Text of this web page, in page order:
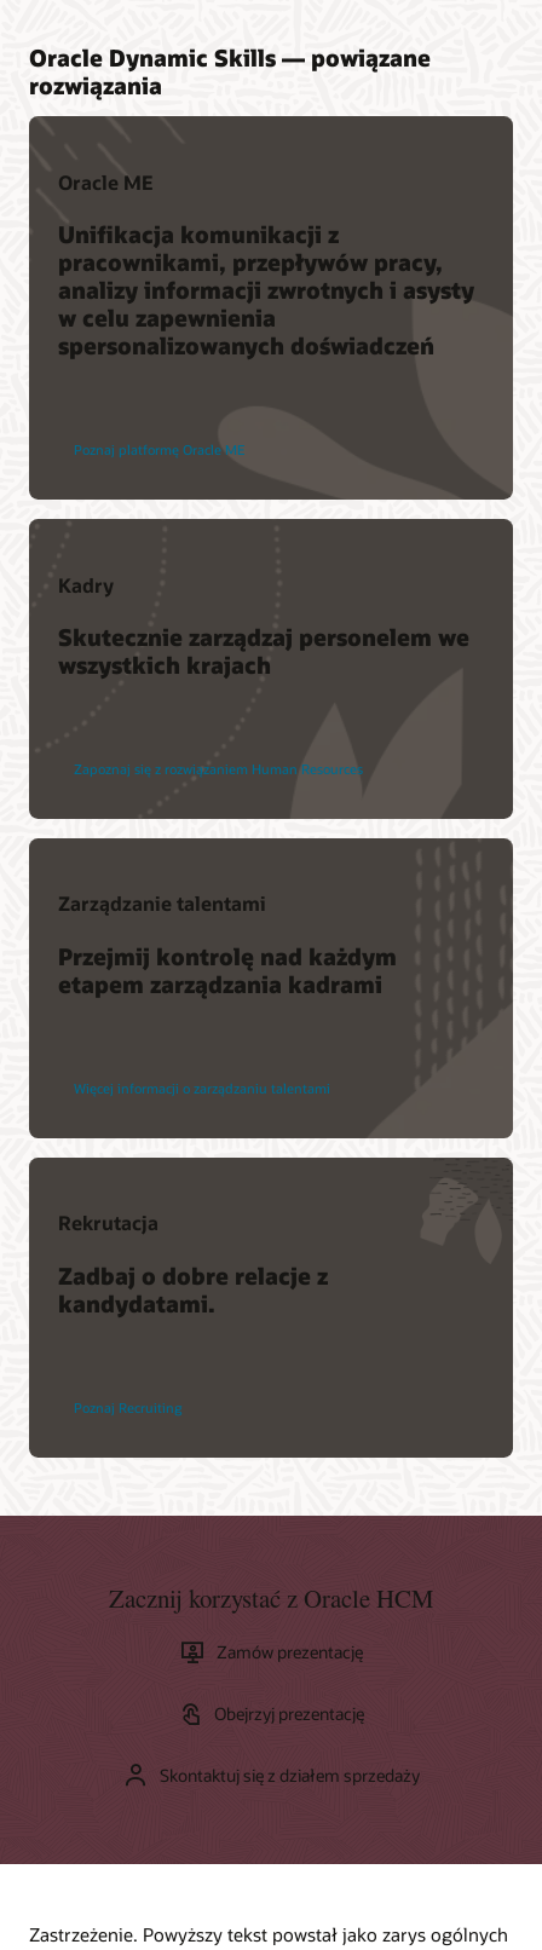
Oracle Dynamic Skills — powiązane
rozwiązania
Oracle ME
Unifikacja komunikacji z
pracownikami, przepływów pracy,
analizy informacji zwrotnych i asysty
w celu zapewnienia
spersonalizowanych doświadczeń
Poznaj platformę Oracle ME
Kadry
Skutecznie zarządzaj personelem we
wszystkich krajach
Zapoznaj się z rozwiązaniem Human Resources
Zarządzanie talentami
Przejmij kontrolę nad każdym
etapem zarządzania kadrami
Więcej informacji o zarządzaniu talentami
Rekrutacja
Zadbaj o dobre relacje z
kandydatami.
Poznaj Recruiting
Zacznij korzystać z Oracle HCM
Zamów prezentację
Obejrzyj prezentację
Skontaktuj się z działem sprzedaży
Zastrzeżenie. Powyższy tekst powstał jako zarys ogólnych